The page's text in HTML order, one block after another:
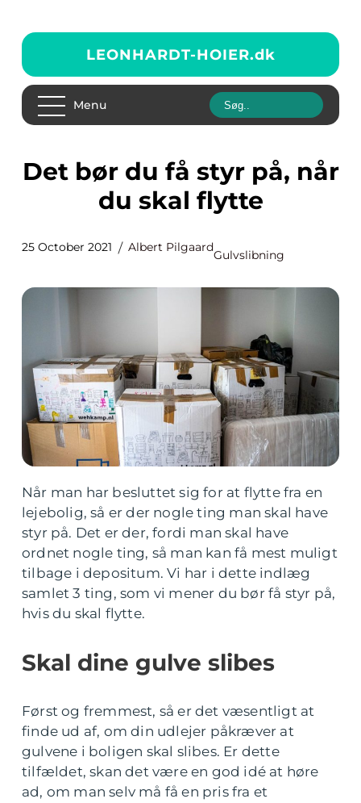
LEONHARDT-HOIER.dk
Menu
Det bør du få styr på, når
du skal flytte
25 October 2021 Albert Pilgaard
Gulvslibning
Når man har besluttet sig for at flytte fra en
lejebolig, så er der nogle ting man skal have
styr på. Det er der, fordi man skal have
ordnet nogle ting, så man kan få mest muligt
tilbage i depositum. Vi har i dette indlæg
samlet 3 ting, som vi mener du bør få styr på,
hvis du skal flytte.
Skal dine gulve slibes
Først og fremmest, så er det væsentligt at
finde ud af, om din udlejer påkræver at
gulvene i boligen skal slibes. Er dette
tilfældet, skan det være en god idé at høre
ad, om man selv må få en pris fra et